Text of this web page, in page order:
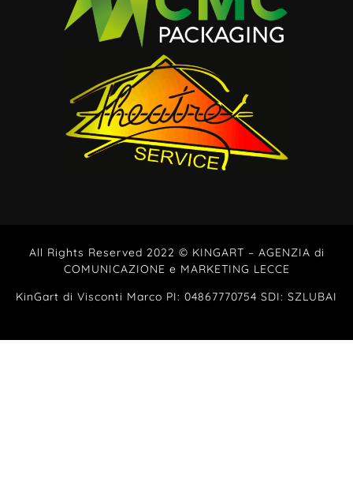
All Rights Reserved 2022 © KINGART – AGENZIA di
COMUNICAZIONE e MARKETING LECCE
KinGart di Visconti Marco PI: 04867770754 SDI: SZLUBAI